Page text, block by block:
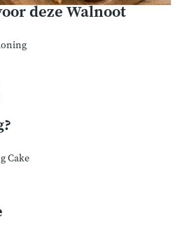
deze Walnoot
Cake